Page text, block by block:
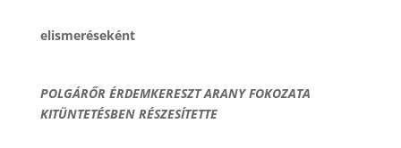
elismeréseként
POLGÁRŐR ÉRDEMKERESZT ARANY FOKOZATA
KITÜNTETÉSBEN RÉSZESÍTETTE